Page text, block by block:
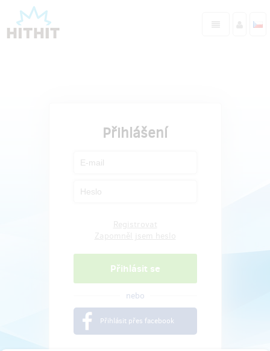
Přihlášení
nebo
Přihlásit přes facebook